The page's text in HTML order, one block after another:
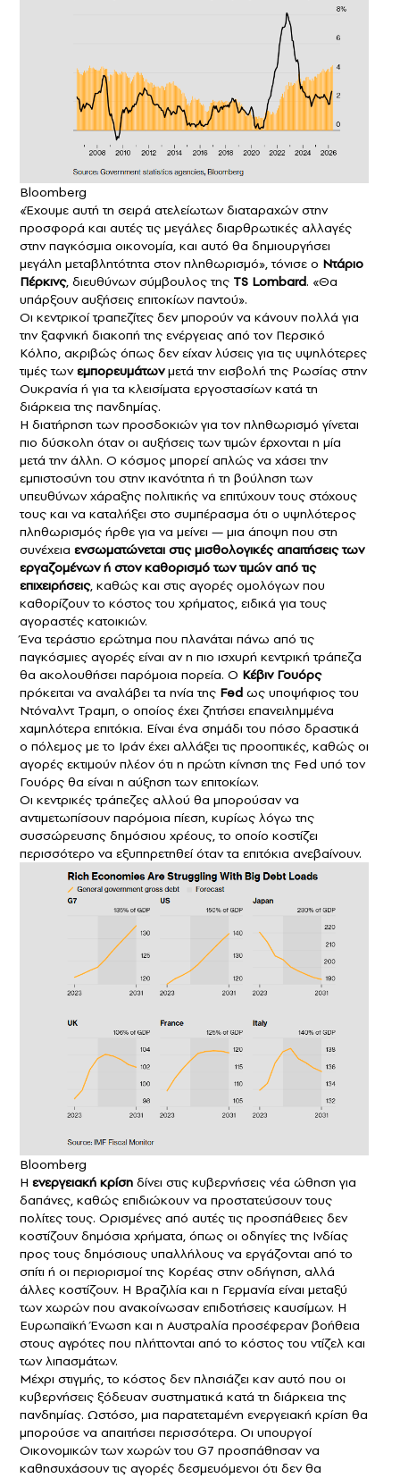
Bloomberg
«Έχουμε αυτή τη σειρά ατελείωτων διαταραχών στην
προσφορά και αυτές τις μεγάλες διαρθρωτικές αλλαγές
στην παγκόσμια οικονομία, και αυτό θα δημιουργήσει
μεγάλη μεταβλητότητα στον πληθωρισμό», τόνισε ο Ντάριο
Πέρκινς, διευθύνων σύμβουλος της TS Lombard. «Θα
υπάρξουν αυξήσεις επιτοκίων παντού».
Οι κεντρικοί τραπεζίτες δεν μπορούν να κάνουν πολλά για
την ξαφνική διακοπή της ενέργειας από τον Περσικό
Κόλπο, ακριβώς όπως δεν είχαν λύσεις για τις υψηλότερες
τιμές τωνεμπορευμάτωνμετά την εισβολή της Ρωσίας στην
Ουκρανία ή για τα κλεισίματα εργοστασίων κατά τη
διάρκεια της πανδημίας.
Η διατήρηση των προσδοκιών για τον πληθωρισμό γίνεται
πιο δύσκολη όταν οι αυξήσεις των τιμών έρχονται η μία
μετά την άλλη. Ο κόσμος μπορεί απλώς να χάσει την
εμπιστοσύνη του στην ικανότητα ή τη βούληση των
υπευθύνων χάραξης πολιτικής να επιτύχουν τους στόχους
τους και να καταλήξει στο συμπέρασμα ότι ο υψηλότερος
πληθωρισμός ήρθε για να μείνει — μια άποψη που στη
συνέχεια ενσωματώνεται στις μισθολογικές απαιτήσεις των
εργαζομένων ή στον καθορισμό των τιμών από τις
επιχειρήσεις, καθώς και στις αγορές ομολόγων που
καθορίζουν το κόστος του χρήματος, ειδικά για τους
αγοραστές κατοικιών.
Ένα τεράστιο ερώτημα που πλανάται πάνω από τις
παγκόσμιες αγορές είναι αν η πιο ισχυρή κεντρική τράπεζα
θα ακολουθήσει παρόμοια πορεία. Ο Κέβιν Γουόρς
πρόκειται να αναλάβει τα ηνία της Fed ως υποψήφιος του
Ντόναλντ Τραμπ, ο οποίος έχει ζητήσει επανειλημμένα
χαμηλότερα επιτόκια. Είναι ένα σημάδι του πόσο δραστικά
ο πόλεμος με το Ιράν έχει αλλάξει τις προοπτικές, καθώς οι
αγορές εκτιμούν πλέον ότι η πρώτη κίνηση της Fed υπό τον
Γουόρς θα είναι η αύξηση των επιτοκίων.
Οι κεντρικές τράπεζες αλλού θα μπορούσαν να
αντιμετωπίσουν παρόμοια πίεση, κυρίως λόγω της
συσσώρευσης δημόσιου χρέους, το οποίο κοστίζει
περισσότερο να εξυπηρετηθεί όταν τα επιτόκια ανεβαίνουν.
Bloomberg
Η ενεργειακή κρίση δίνει στις κυβερνήσεις νέα ώθηση για
δαπάνες, καθώς επιδιώκουν να προστατεύσουν τους
πολίτες τους. Ορισμένες από αυτές τις προσπάθειες δεν
κοστίζουν δημόσια χρήματα, όπως οι οδηγίες της Ινδίας
προς τους δημόσιους υπαλλήλους να εργάζονται από το
σπίτι ή οι περιορισμοί της Κορέας στην οδήγηση, αλλά
άλλες κοστίζουν. Η Βραζιλία και η Γερμανία είναι μεταξύ
των χωρών που ανακοίνωσαν επιδοτήσεις καυσίμων. Η
Ευρωπαϊκή Ένωση και η Αυστραλία πρoσέφεραν βοήθεια
στους αγρότες που πλήττονται από το κόστος του ντίζελ και
των λιπασμάτων.
Μέχρι στιγμής, το κόστος δεν πλησιάζει καν αυτό που οι
κυβερνήσεις ξόδευαν συστηματικά κατά τη διάρκεια της
πανδημίας. Ωστόσο, μια παρατεταμένη ενεργειακή κρίση θα
μπορούσε να απαιτήσει περισσότερα. Οι υπουργοί
Οικονομικών των χωρών του G7 προσπάθησαν να
καθησυχάσουν τις αγορές δεσμευόμενοι ότι δεν θα